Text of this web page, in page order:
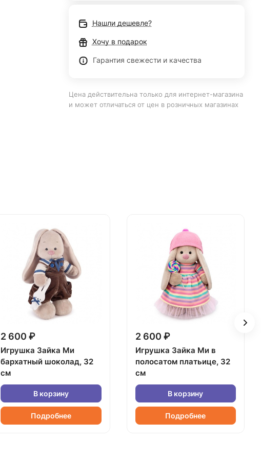
Нашли дешевле?
Хочу в подарок
Гарантия свежести и качества
Цена действительна только для интернет-магазина
и может отличаться от цен в розничных магазинах
2 600 ₽
Игрушка Зайка Ми
бархатный шоколад, 32
см
В корзину
Подробнее
2 600 ₽
Игрушка Зайка Ми в
полосатом платьице, 32
см
В корзину
Подробнее